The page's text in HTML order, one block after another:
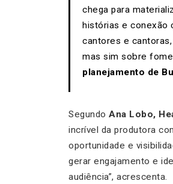
chega para
histórias e conexão
cantores e
mas sim sobre
planejamento de
Segundo Ana Lobo,
incrível da produtora
oportunidade e
gerar engajamento e
audiência”, acrescenta.